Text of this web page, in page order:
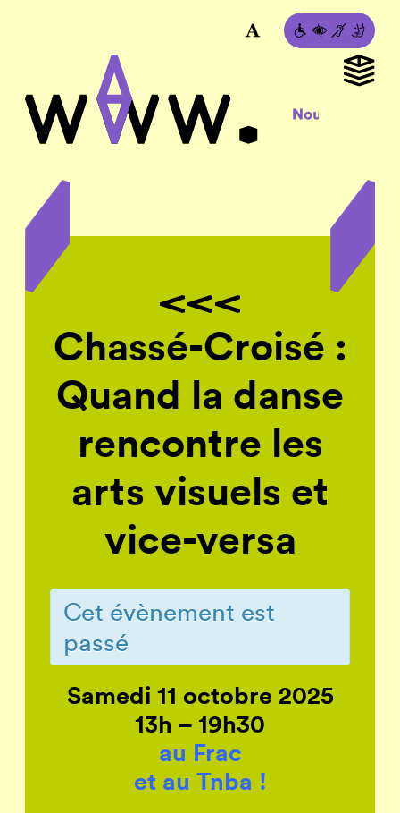
Chassé-Croisé :
Quand la danse
rencontre les
arts visuels et
vice-versa
Cet évènement est
passé
Samedi 11 octobre 2025
13h – 19h30
au Frac
et au Tnba !